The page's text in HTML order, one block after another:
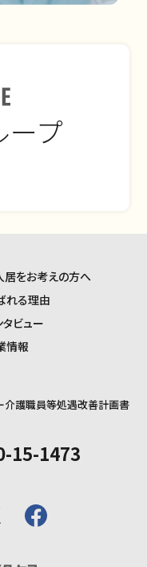
ープ
居をお考えの方へ
れる理由
タビュー
情報
介護職員等処遇改善計画書
15-1473